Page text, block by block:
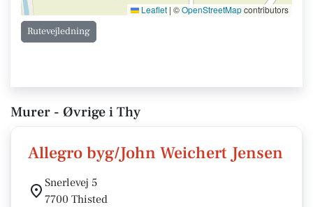
Leaflet | ©OpenStreetMapcontributors
Rutevejledning
Murer - Øvrige i Thy
Allegro byg/John Weichert Jensen
Snerlevej 5
7700 Thisted